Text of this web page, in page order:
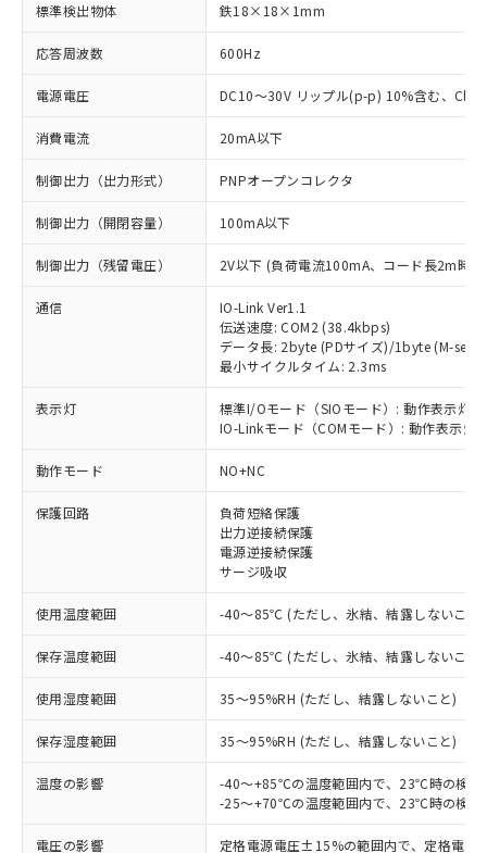
標準検出物体 鉄18×18×1mm
応答周波数 600Hz
電源電圧 DC10～30V リップル(p-p) 10%含む、
消費電流 20mA以下
制御出力（出力形式） PNPオープンコレクタ
制御出力（開閉容量） 100mA以下
制御出力（残留電圧） 2V以下 (負荷電流100mA、コード長2m時)
通信
IO-Link Ver1.1
伝送速度: COM2 (38.4kbps)
データ長: 2byte (PDサイズ)/1byte (M-
最小サイクルタイム: 2.3ms
表示灯
標準I/Oモード（SIOモード）: 動作表示灯(
IO-Linkモード（COMモード）: 動作表示
動作モード NO+NC
保護回路
負荷短絡保護
出力逆接続保護
電源逆接続保護
サージ吸収
使用温度範囲 -40～85℃ (ただし、氷結、結露しないこと)
保存温度範囲 -40～85℃ (ただし、氷結、結露しないこと)
使用湿度範囲 35～95%RH (ただし、結露しないこと)
保存湿度範囲 35～95%RH (ただし、結露しないこと)
温度の影響
-40～+85℃の温度範囲内で、23℃時の検
-25～+70℃の温度範囲内で、23℃時の検
電圧の影響 定格電源電圧±15%の範囲内で、定格電
ご利用条件
以下の条件をお読みいただき、同意のうえ
ご利用ください。
本サービスは、当社制御機器事業取扱
商品の当社在庫状況および標準価格
(税抜)を提供させていただくもので
当社制御機器事業取扱商品の中には、
本サービスの対象外となる商品もある
対応済み：EU RoHS指令（10物質）の
非含有に対応した製品が提供可能な商品で
対応予定：EU RoHS指令（10物質）の非含
有に対応した製品に切り替える予定のある
商品です。
対応予定なし：EU RoHS指令（10物質）の
非含有に非対応の商品で、対応品を出す予
調査・確認中：EU RoHS指令（10物質）の
非含有の対応状況を調査中または確認中の
商品です。
非該当品：ライセンス料など無形物で、有
害物質有無と関係のない商品です。
仕入先様の事情により、非含有部品として
いたものが、含有品と判明した場合などや
※1 中国RoHS○×表
「○」：最大均質材料含有率が中国RoHSの
基準値以下であることを示します。
「×」：最大均質材料含有率が中国RoHSの
基準値を超えていることを示します。